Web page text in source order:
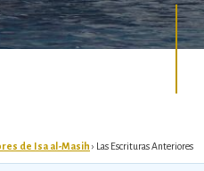
de Isa al-Masih › Las Escrituras Anteriores